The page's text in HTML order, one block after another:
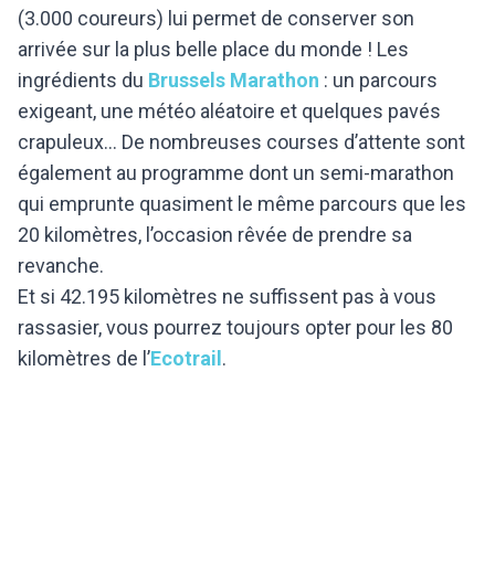
(3.000 coureurs) lui permet de conserver son
arrivée sur la plus belle place du monde ! Les
ingrédients du Brussels Marathon : un parcours
exigeant, une météo aléatoire et quelques pavés
crapuleux... De nombreuses courses d’attente sont
également au programme dont un semi-marathon
qui emprunte quasiment le même parcours que les
20 kilomètres, l’occasion rêvée de prendre sa
revanche.
Et si 42.195 kilomètres ne suffissent pas à vous
rassasier, vous pourrez toujours opter pour les 80
kilomètres de l’Ecotrail .